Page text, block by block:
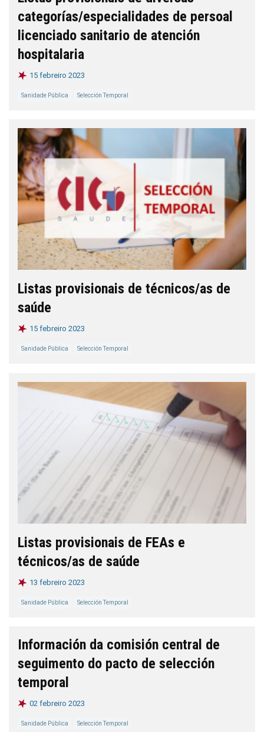
categorías/especialidades de persoal
licenciado sanitario de atención
hospitalaria
15 febreiro 2023
Sanidade Pública Selección Temporal
Listas provisionais de técnicos/as de
saúde
15 febreiro 2023
Sanidade Pública Selección Temporal
Listas provisionais de FEAs e
técnicos/as de saúde
13 febreiro 2023
Sanidade Pública Selección Temporal
Información da comisión central de
seguimento do pacto de selección
temporal
02 febreiro 2023
Sanidade Pública Selección Temporal